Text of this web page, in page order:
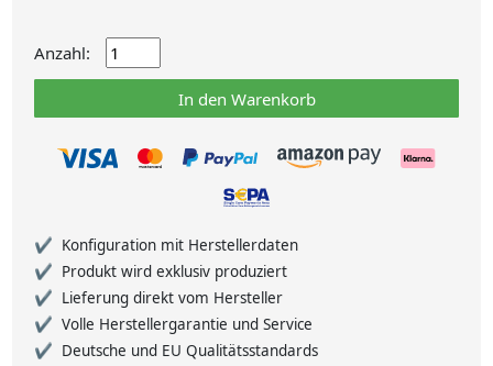
Anzahl:
In den Warenkorb
Konfiguration mit Herstellerdaten
Produkt wird exklusiv produziert
Lieferung direkt vom Hersteller
Volle Herstellergarantie und Service
Deutsche und EU Qualitätsstandards